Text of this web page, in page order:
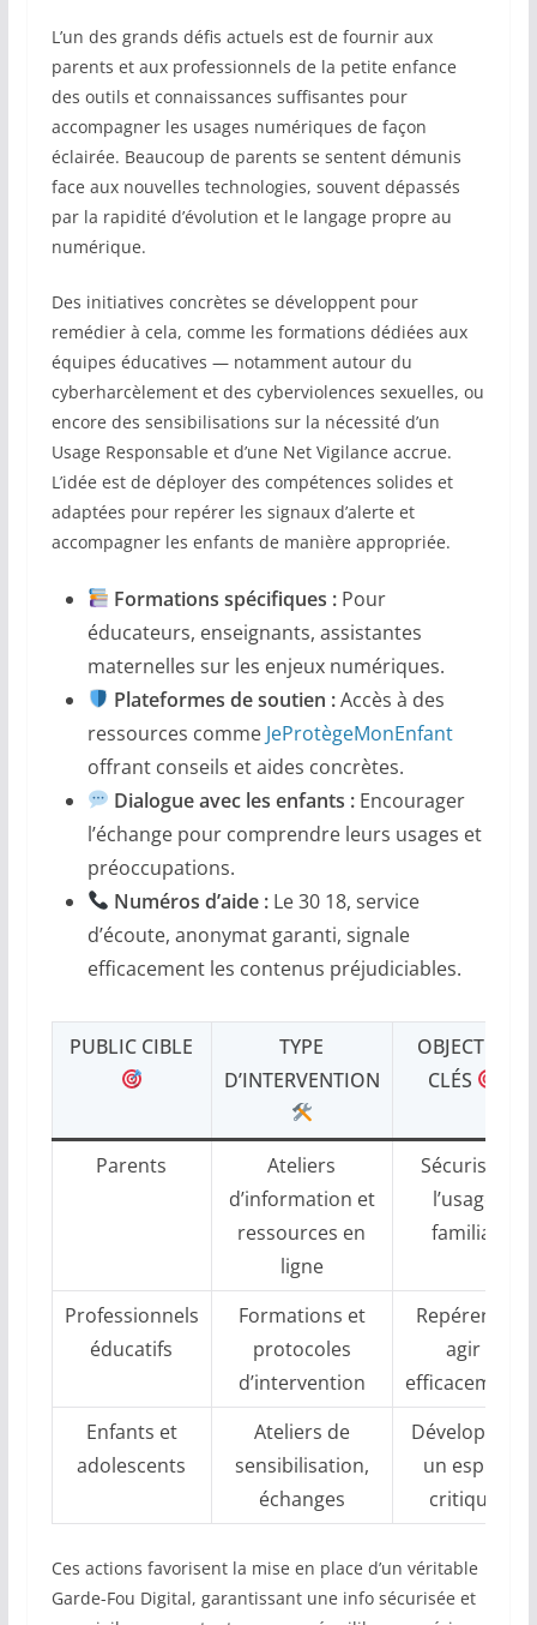
L’un des grands défis actuels est de fournir aux
parents et aux professionnels de la petite enfance
des outils et connaissances suffisantes pour
accompagner les usages numériques de façon
éclairée. Beaucoup de parents se sentent démunis
face aux nouvelles technologies, souvent dépassés
par la rapidité d’évolution et le langage propre au
numérique.
Des initiatives concrètes se développent pour
remédier à cela, comme les formations dédiées aux
équipes éducatives — notamment autour du
cyberharcèlement et des cyberviolences sexuelles, ou
encore des sensibilisations sur la nécessité d’un
Usage Responsable et d’une Net Vigilance accrue.
L’idée est de déployer des compétences solides et
adaptées pour repérer les signaux d’alerte et
accompagner les enfants de manière appropriée.
Formations spécifiques :Pour
éducateurs, enseignants, assistantes
maternelles sur les enjeux numériques.
Plateformes de soutien :Accès à des
ressources comme JeProtègeMonEnfant
offrant conseils et aides concrètes.
Dialogue avec les enfants :Encourager
l’échange pour comprendre leurs usages et
préoccupations.
Numéros d’aide :Le 30 18, service
d’écoute, anonymat garanti, signale
efficacement les contenus préjudiciables.
PUBLIC CIBLE
TYPE
D’INTERVENTION
OBJECTIFS
CLÉS
Parents
Ateliers
d’information et
ressources en
ligne
Sécuriser
l’usage
familial
Professionnels
éducatifs
Formations et
protocoles
d’intervention
Repérer et
agir
efficacement
Enfants et
adolescents
Ateliers de
sensibilisation,
échanges
Développer
un esprit
critique
Ces actions favorisent la mise en place d’un véritable
Garde-Fou Digital, garantissant une info sécurisée et